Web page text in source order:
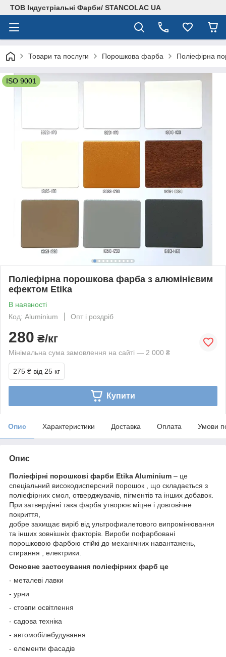
ТОВ Індустріальні Фарби/ STANCOLAC UA
Товари та послуги Порошкова фарба Поліефірна
ISO 9001
Поліефірна порошкова фарба з алюмінієвим
ефектом Etika
В наявності
Код: Aluminium
Опт і роздріб
280 ₴/кг
Мінімальна сума замовлення на сайті — 2 000 ₴
275 ₴ від 25 кг
Купити
Опис Характеристики Доставка Оплата Умови
Опис
Поліефірні порошкові фарби Etika Aluminium – це
спеціальний високодисперсний порошок , що складається з
поліефірних смол, отверджувачів, пігментів та інших добавок.
При затвердінні така фарба утворює міцне і довговічне
покриття,
добре захищає виріб від ультрофиалетового випромінювання
та інших зовнішніх факторів. Вироби пофарбовані
порошковою фарбою стійкі до механічних навантажень,
стирання , електрики.
Основне застосування поліефірних фарб це
- металеві лавки
- урни
- стовпи освітлення
- садова техніка
- автомобілебудування
- елементи фасадів